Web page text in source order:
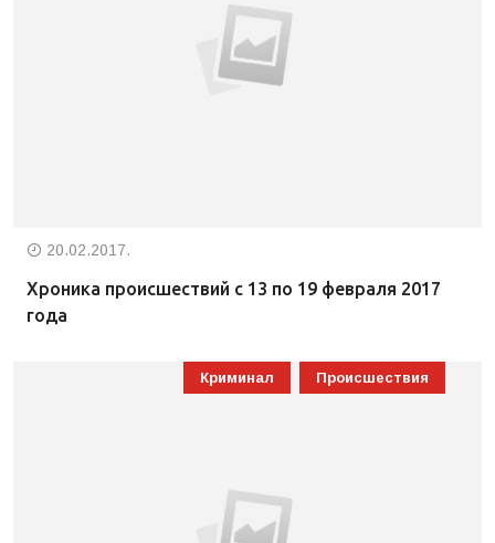
20.02.2017.
Хроника происшествий с 13 по 19 февраля 2017
года
Криминал Происшествия